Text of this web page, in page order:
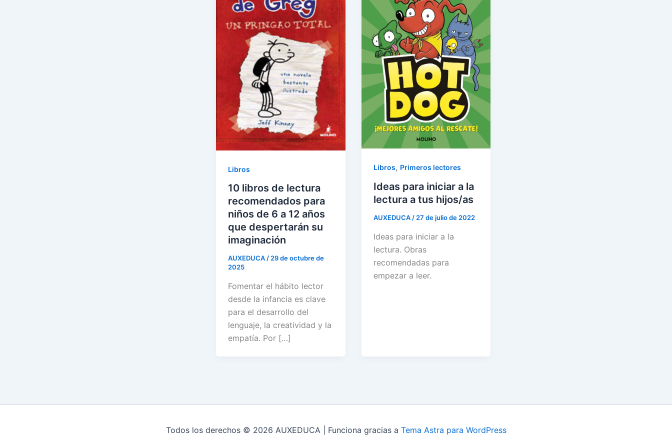
Libros
10 libros de lectura
recomendados para
niños de 6 a 12 años
que despertarán su
imaginación
AUXEDUCA/29 de octubre de
2025
Fomentar el hábito lector
desde la infancia es clave
para el desarrollo del
lenguaje, la creatividad y la
empatía. Por […]
Libros, Primeros lectores
Ideas para iniciar a la
lectura a tus hijos/as
AUXEDUCA / 27 de julio de 2022
Ideas para iniciar a la
lectura. Obras
recomendadas para
empezar a leer.
Todos los derechos © 2026 AUXEDUCA | Funciona gracias a Tema Astra para WordPress